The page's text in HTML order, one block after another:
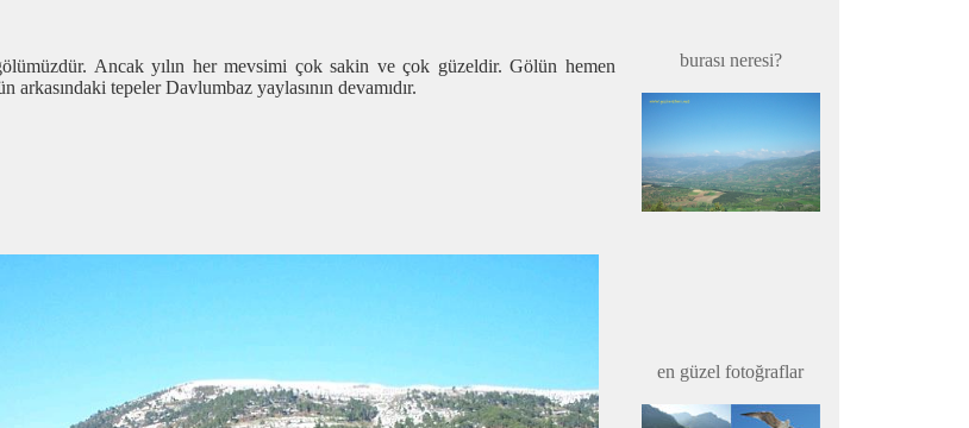
Ancak yılın her mevsimi çok sakin ve çok güzeldir. Gölün hemen
arkasındaki tepeler Davlumbaz yaylasının devamıdır.
burası neresi?
en güzel fotoğraflar